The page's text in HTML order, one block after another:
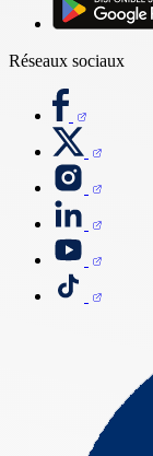
Réseaux sociaux